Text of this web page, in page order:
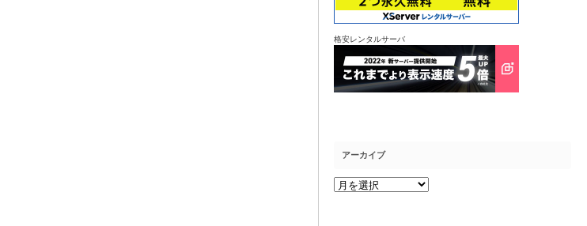
格安レンタルサーバ
アーカイブ